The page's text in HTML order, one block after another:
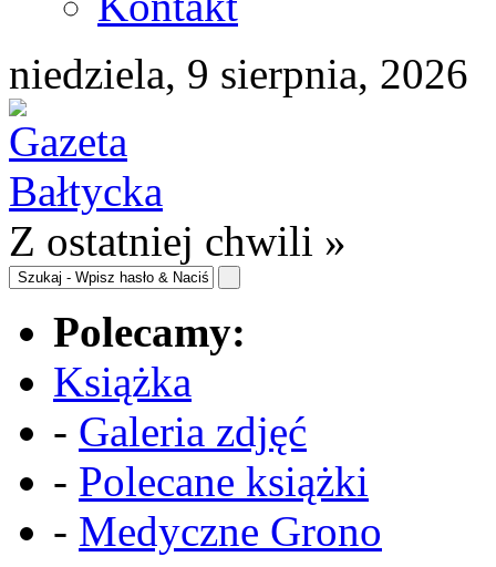
niedziela, 9 sierpnia, 2026
Z ostatniej chwili »
Polecamy:
Książka
- Galeria zdjęć
- Polecane książki
- Medyczne Grono